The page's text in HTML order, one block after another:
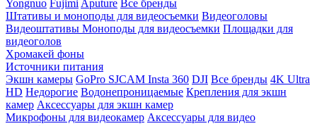
Yongnuo Fujimi Aputure Все бренды
Штативы и моноподы для видеосъемки Видеоголовы
Видеоштативы Моноподы для видеосъемки Площадки для
видеоголов
Хромакей фоны
Источники питания
Экшн камеры GoPro SJCAM Insta 360 DJI Все бренды 4K Ultra
HD Недорогие Водонепроницаемые Крепления для экшн
камер Аксессуары для экшн камер
Микрофоны для видеокамер Аксессуары для видео